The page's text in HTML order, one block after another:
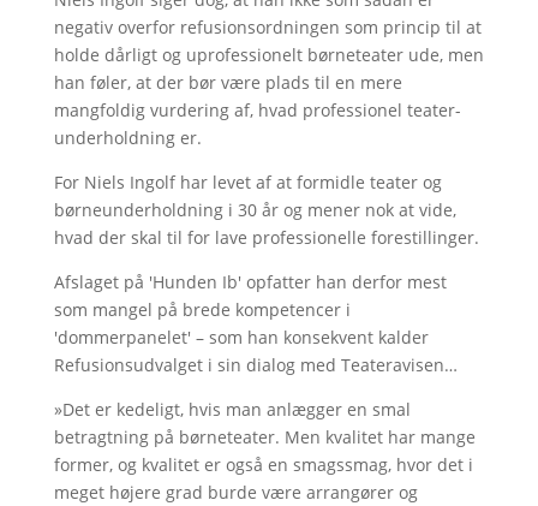
negativ overfor refusionsordningen som princip til at
holde dårligt og uprofessionelt børneteater ude, men
han føler, at der bør være plads til en mere
mangfoldig vurdering af, hvad professionel teater-
underholdning er.
For Niels Ingolf har levet af at formidle teater og
børneunderholdning i 30 år og mener nok at vide,
hvad der skal til for lave professionelle forestillinger.
Afslaget på 'Hunden Ib' opfatter han derfor mest
som mangel på brede kompetencer i
'dommerpanelet' – som han konsekvent kalder
Refusionsudvalget i sin dialog med Teateravisen…
»Det er kedeligt, hvis man anlægger en smal
betragtning på børneteater. Men kvalitet har mange
former, og kvalitet er også en smagssmag, hvor det i
meget højere grad burde være arrangører og